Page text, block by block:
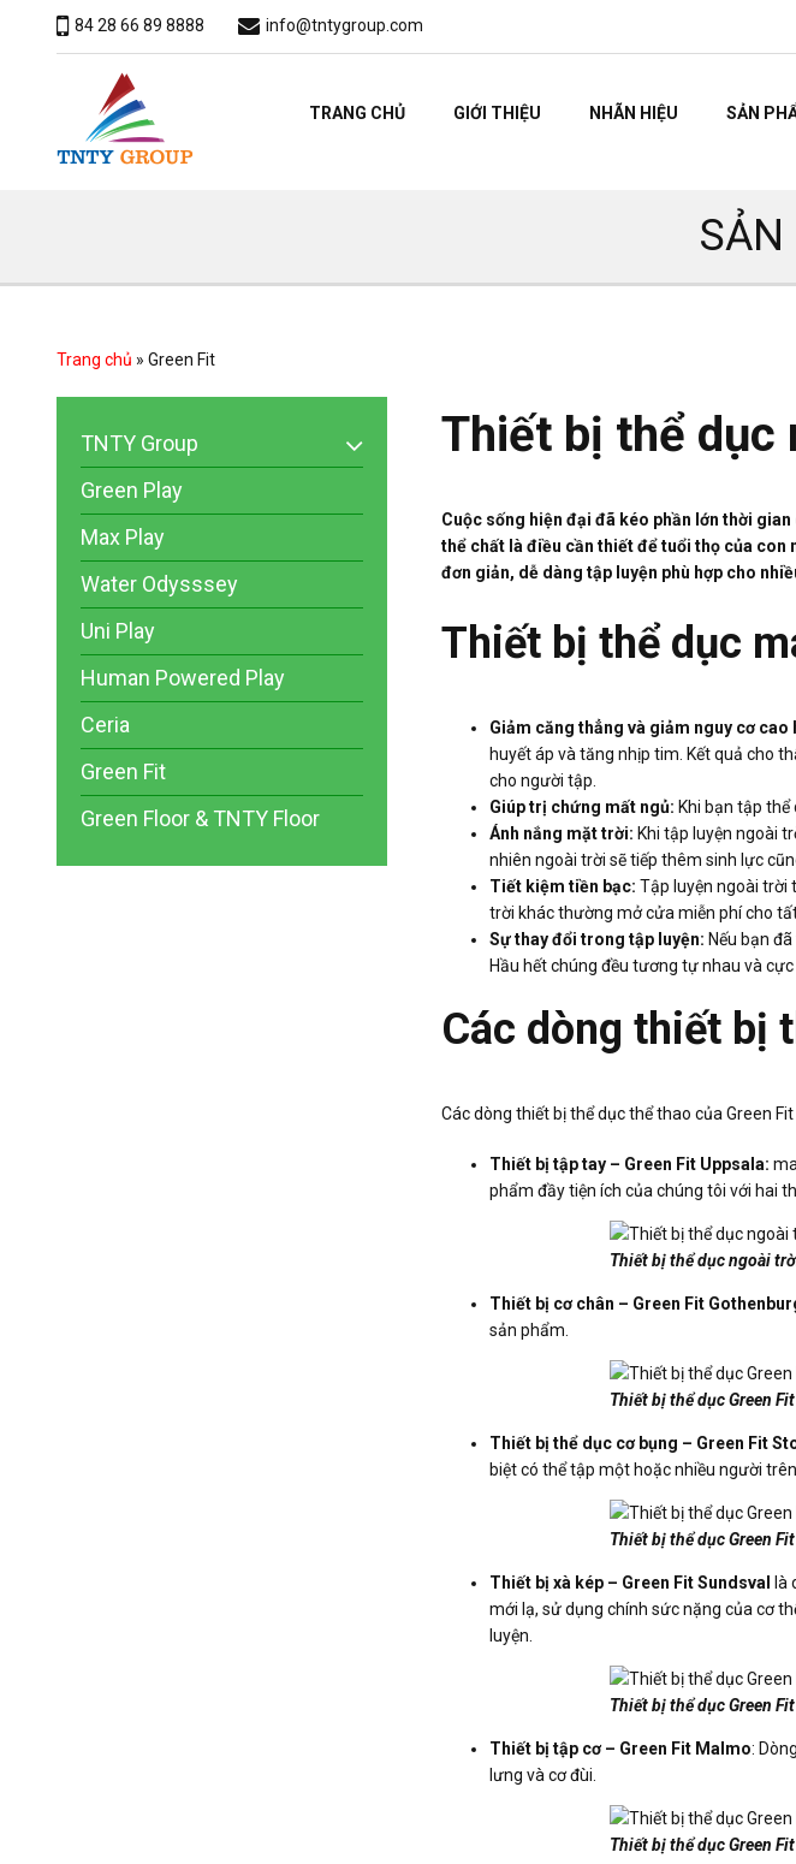
84 28 66 89 8888 info@tntygroup.com
TRANG CHỦ GIỚI THIỆU NHÃN HIỆU SẢN
Trang chủ » Green Fit
Thiết bị thể dục
Cuộc sống hiện đại đã kéo phần lớn thời
thể chất là điều cần thiết để tuổi thọ của
đơn giản, dễ dàng tập luyện phù hợp cho
Thiết bị thể dục
Giảm căng thẳng và giảm nguy cơ cao
huyết áp và tăng nhịp tim. Kết quả cho
cho người tập.
Giúp trị chứng mất ngủ: Khi bạn tập
Ánh nắng mặt trời: Khi tập luyện ngoài
nhiên ngoài trời sẽ tiếp thêm sinh lực
Tiết kiệm tiền bạc: Tập luyện ngoài trời
trời khác thường mở cửa miễn phí cho
Sự thay đổi trong tập luyện: Nếu bạn
Hầu hết chúng đều tương tự nhau và cực
Các dòng thiết bị
Các dòng thiết bị thể dục thể thao của Green
Thiết bị tập tay – Green Fit Uppsala:
phẩm đầy tiện ích của chúng tôi với hai
Thiết bị thể dục ngoài
Thiết bị cơ chân – Green Fit
sản phẩm.
Thiết bị thể dục Green
Thiết bị thể dục cơ bụng – Green Fit
biệt có thể tập một hoặc nhiều người
Thiết bị thể dục Green
Thiết bị xà kép – Green Fit Sundsval
là
mới lạ, sử dụng chính sức nặng của cơ
luyện.
Thiết bị thể dục Green
Thiết bị tập cơ – Green Fit Malmo:
lưng và cơ đùi.
Thiết bị thể dục Green
TNTY Group
Green Play
Max Play
Water Odysssey
Uni Play
Human Powered Play
Ceria
Green Fit
Green Floor & TNTY Floor